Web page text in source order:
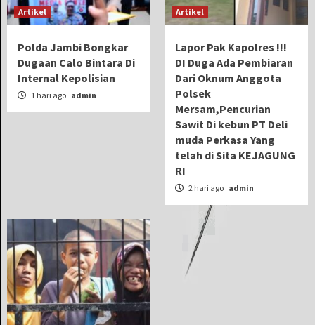
Artikel
Polda Jambi Bongkar
Dugaan Calo Bintara Di
Internal Kepolisian
1 hari ago admin
Artikel
Lapor Pak Kapolres !!!
DI Duga Ada Pembiaran
Dari Oknum Anggota
Polsek
Mersam,Pencurian
Sawit Di kebun PT Deli
muda Perkasa Yang
telah di Sita KEJAGUNG
RI
2 hari ago admin